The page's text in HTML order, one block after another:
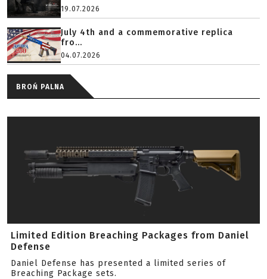
19.07.2026
July 4th and a commemorative replica
fro...
04.07.2026
BROŃ PALNA
Limited Edition Breaching Packages from Daniel
Defense
Daniel Defense has presented a limited series of
Breaching Package sets.